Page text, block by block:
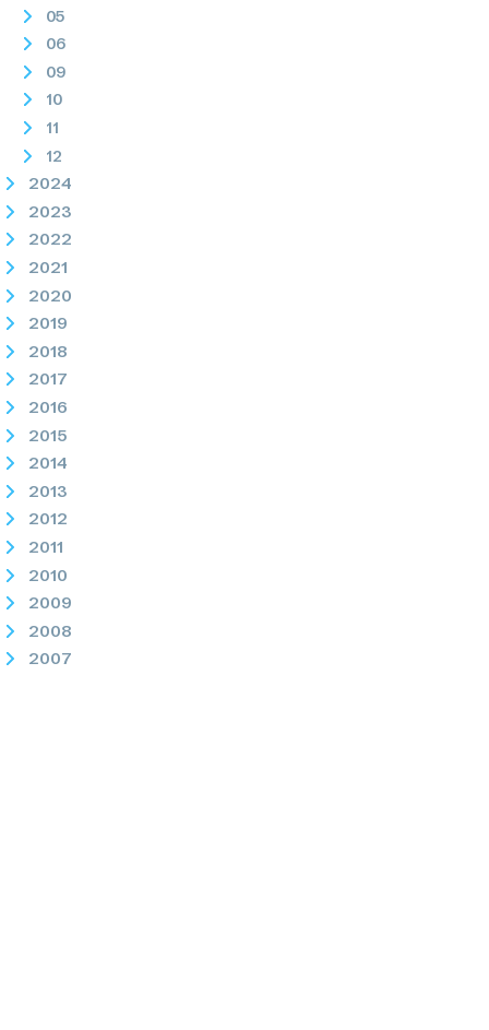
05
06
09
10
11
12
2024
2023
2022
2021
2020
2019
2018
2017
2016
2015
2014
2013
2012
2011
2010
2009
2008
2007